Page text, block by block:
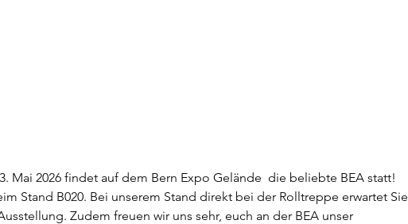
Mai 2026 findet auf dem Bern Expo Gelände  die beliebte BEA statt!
Stand B020. Bei unserem Stand direkt bei der Rolltreppe erwartet Sie
Zudem freuen wir uns sehr, euch an der BEA unser